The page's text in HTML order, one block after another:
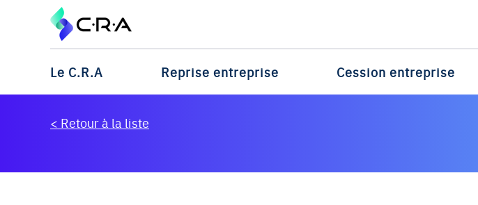
Le C.R.A Reprise entreprise Cession entreprise
< Retour à la liste